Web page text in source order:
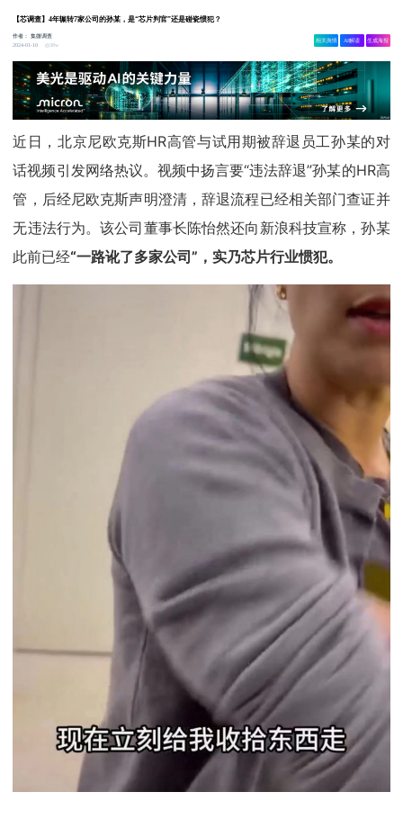
【芯调查】4年辗转7家公司的孙某，是“芯片判官”还是碰瓷惯犯？
作者：集微调查
2024-01-10
38w
相关舆情 AI解读 生成海报
近日，北京尼欧克斯HR高管与试用期被辞退员工孙某的对
话视频引发网络热议。视频中扬言要“违法辞退”孙某的HR高
管，后经尼欧克斯声明澄清，辞退流程已经相关部门查证并
无违法行为。该公司董事长陈怡然还向新浪科技宣称，孙某
此前已经“一路讹了多家公司”，实乃芯片行业惯犯。